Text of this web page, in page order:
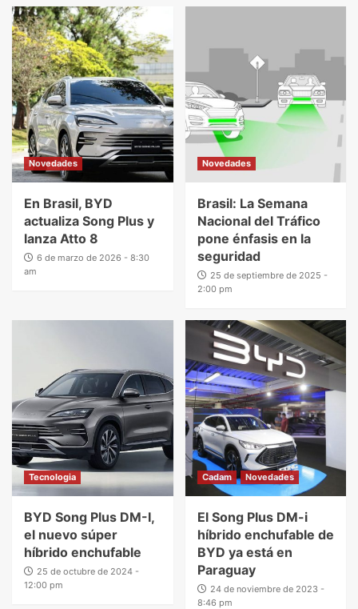
Novedades
En Brasil, BYD
actualiza Song Plus y
lanza Atto 8
6 de marzo de 2026 - 8:30
am
Novedades
Brasil: La Semana
Nacional del Tráfico
pone énfasis en la
seguridad
25 de septiembre de 2025 -
2:00 pm
Tecnologia
BYD Song Plus DM-I,
el nuevo súper
híbrido enchufable
25 de octubre de 2024 -
12:00 pm
Cadam Novedades
El Song Plus DM-i
híbrido enchufable de
BYD ya está en
Paraguay
24 de noviembre de 2023 -
8:46 pm